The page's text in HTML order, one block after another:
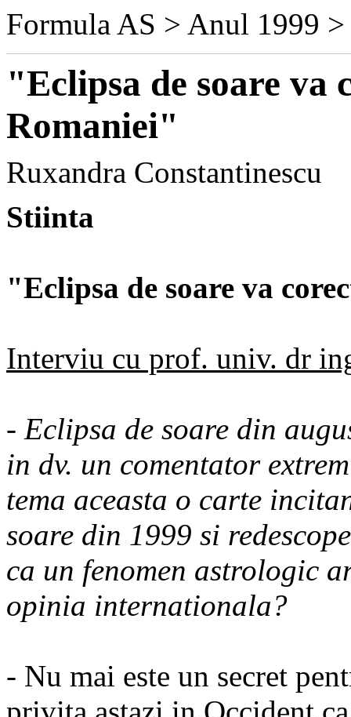
Formula AS > Anul 1999
"Eclipsa de soare va
Romaniei"
Ruxandra Constantinescu
Stiinta
"Eclipsa de soare va
Interviu cu prof. univ. dr
- Eclipsa de soare din
in dv. un comentator
tema aceasta o carte
soare din 1999 si
ca un fenomen astrologic
opinia internationala?
- Nu mai este un secret